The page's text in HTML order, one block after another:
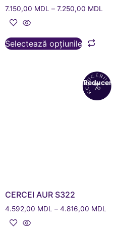
7.150,00 MDL – 7.250,00 MDL
Selectează opțiunile
Reduceri!
CERCEI AUR S322
4.592,00 MDL – 4.816,00 MDL